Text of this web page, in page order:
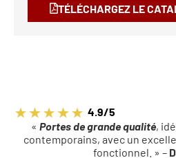
TÉLÉCHARGEZ LE
4.9/5
« Portes de grande qualité,
contemporains, avec un
fonctionnel. » –